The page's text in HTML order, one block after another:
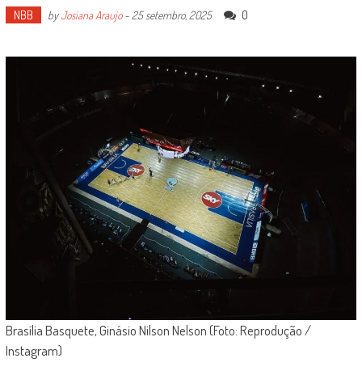
NBB byJosiana Araujo- 25 setembro, 2025 0
Brasília Basquete, Ginásio Nilson Nelson (Foto: Reprodução /
Instagram)